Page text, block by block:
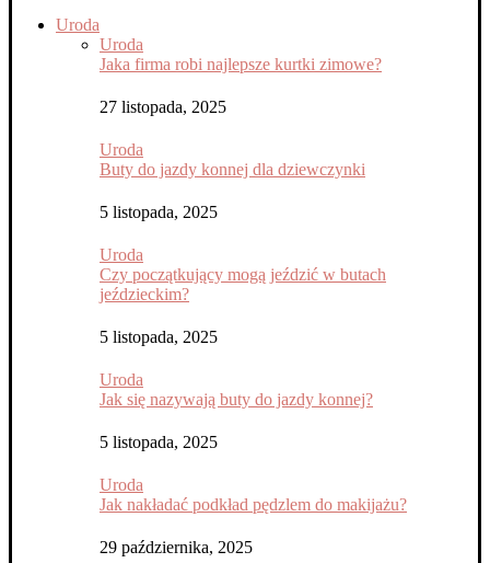
Uroda
Uroda
Jaka firma robi najlepsze kurtki zimowe?
27 listopada, 2025
Uroda
Buty do jazdy konnej dla dziewczynki
5 listopada, 2025
Uroda
Czy początkujący mogą jeździć w butach
jeździeckim?
5 listopada, 2025
Uroda
Jak się nazywają buty do jazdy konnej?
5 listopada, 2025
Uroda
Jak nakładać podkład pędzlem do makijażu?
29 października, 2025